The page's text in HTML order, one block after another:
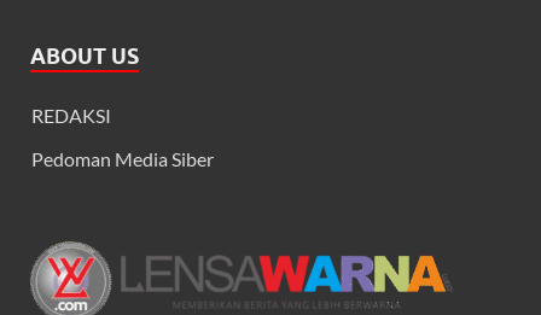
ABOUT US
REDAKSI
Pedoman Media Siber